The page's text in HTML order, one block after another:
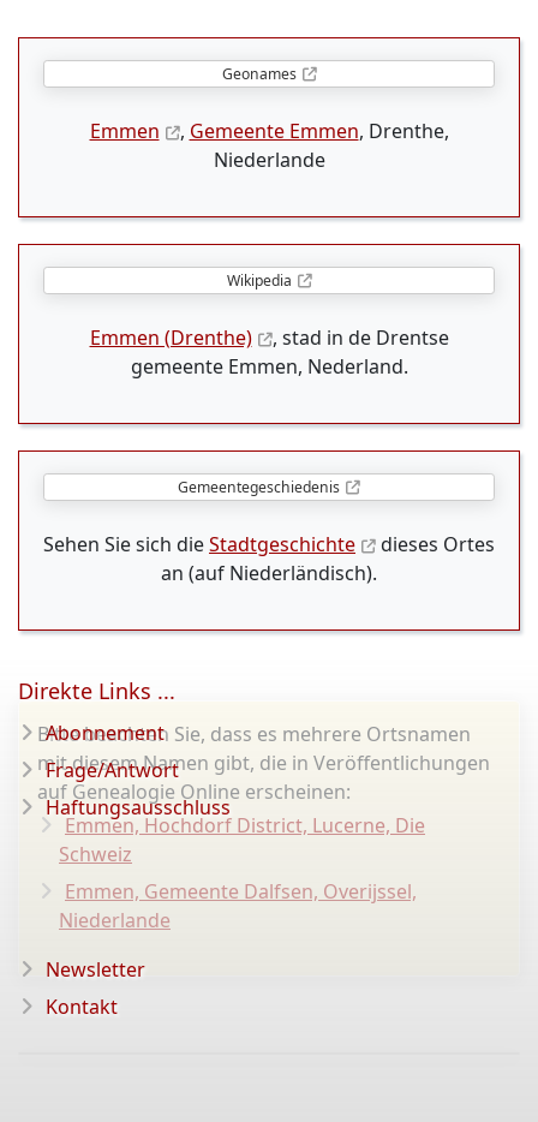
Geonames
Emmen , Gemeente Emmen, Drenthe,
Niederlande
Wikipedia
Emmen (Drenthe)
, stad in de Drentse
gemeente Emmen, Nederland.
Gemeentegeschiedenis
Sehen Sie sich dieStadtgeschichte
dieses Ortes
an (auf Niederländisch).
Bitte beachten Sie, dass es mehrere Ortsnamen
mit diesem Namen gibt, die in Veröffentlichungen
auf Genealogie Online erscheinen:
Emmen, Hochdorf District, Lucerne, Die
Schweiz
Emmen, Gemeente Dalfsen, Overijssel,
Niederlande
Direkte Links ...
Abonnement
Frage/Antwort
Haftungsausschluss
Newsletter
Kontakt